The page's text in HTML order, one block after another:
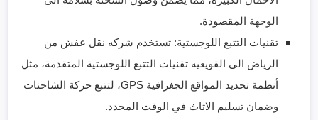
الوجهة المقصودة.
تقنيات التتبع اللوجستية: تستخدم شركه نقل عفش من
الرياض الى القويعيه تقنيات التتبع اللوجستية المتقدمة، مثل
أنظمة تحديد المواقع الجغرافية GPS، لتتبع حركة الشاحنات
وضمان تسليم الاثاث في الوقت المحدد.